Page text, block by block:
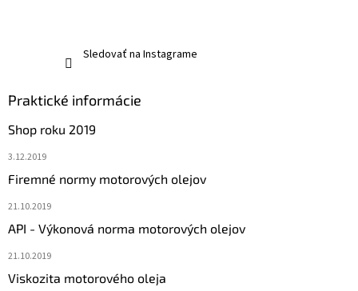
Sledovať na Instagrame
Praktické informácie
Shop roku 2019
3.12.2019
Firemné normy motorových olejov
21.10.2019
API - Výkonová norma motorových olejov
21.10.2019
Viskozita motorového oleja